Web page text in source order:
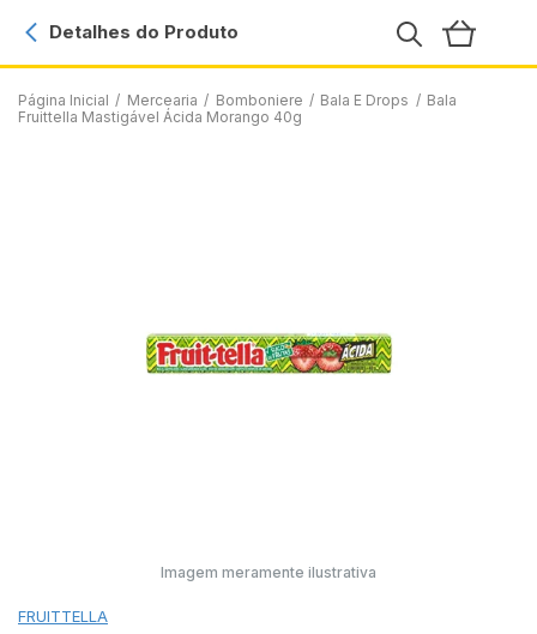
Página Inicial / Mercearia / Bomboniere / Bala E Drops / Bala
Fruittella Mastigável Ácida Morango 40g
Detalhes do Produto
Imagem meramente ilustrativa
FRUITTELLA